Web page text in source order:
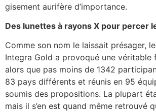
gisement aurifère d’importance.
Des lunettes à rayons X pour percer
Comme son nom le laissait présager,
Integra Gold a provoqué une véritable
alors que pas moins de 1342
83 pays différents et réunis en 95
soumis des propositions. La plupart
mais il s’en est quand même retrouvé